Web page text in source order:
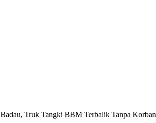
Truk Tangki BBM Terbalik Tanpa Korban